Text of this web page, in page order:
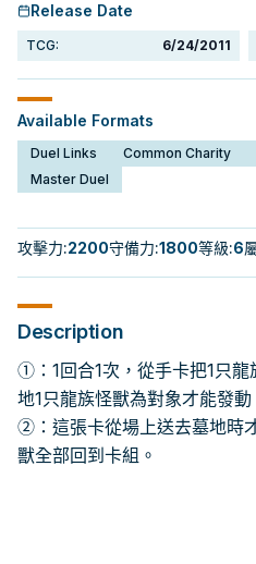
Release Date
TCG: 6/24/2011
Available Formats
Duel Links Common Charity
Master Duel
攻擊力:2200守備力:1800等級:6
Description
①：1回合1次，從手卡把1只
地1只龍族怪獸為對象才能發
②：這張卡從場上送去墓地時
獸全部回到卡組。